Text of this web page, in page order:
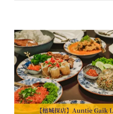
碳
烤
香
腸
簡
直
塔
林
羅
達
曼
區